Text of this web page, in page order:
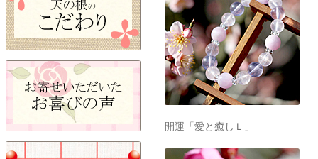
開運「愛と癒しＬ」